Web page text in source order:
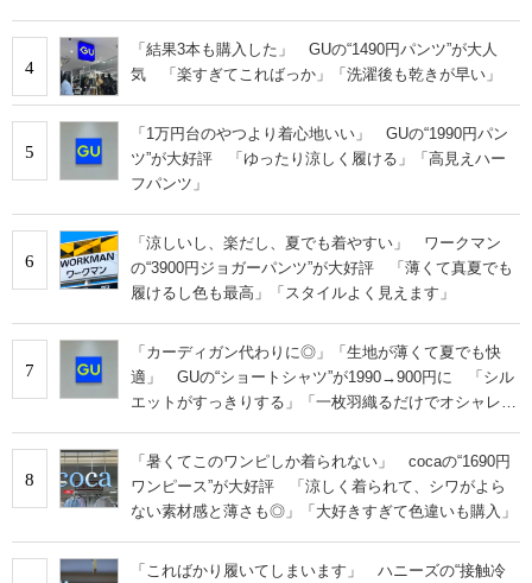
4
「結果3本も購入した」 GUの“1490円パンツ”が大人
気 「楽すぎてこればっか」「洗濯後も乾きが早い」
5
「1万円台のやつより着心地いい」 GUの“1990円パン
ツ”が大好評 「ゆったり涼しく履ける」「高見えハー
フパンツ」
6
「涼しいし、楽だし、夏でも着やすい」 ワークマン
の“3900円ジョガーパンツ”が大好評 「薄くて真夏でも
履けるし色も最高」「スタイルよく見えます」
7
「カーディガン代わりに◎」「生地が薄くて夏でも快
適」 GUの“ショートシャツ”が1990→900円に 「シル
エットがすっきりする」「一枚羽織るだけでオシャレに
8
「暑くてこのワンピしか着られない」 cocaの“1690円
ワンピース”が大好評 「涼しく着られて、シワがよら
ない素材感と薄さも◎」「大好きすぎて色違いも購入」
「こればかり履いてしまいます」 ハニーズの“接触冷